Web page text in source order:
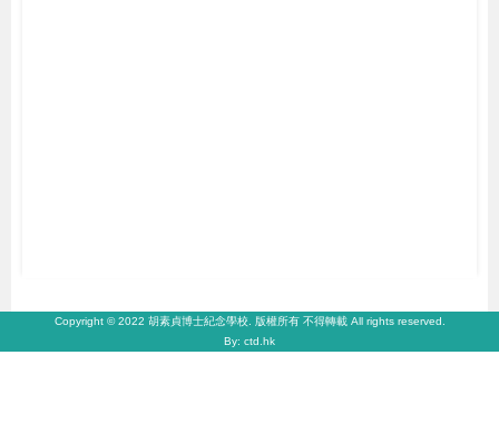
Copyright © 2022 胡素貞博士紀念學校. 版權所有 不得轉載 All rights reserved.
By: ctd.hk